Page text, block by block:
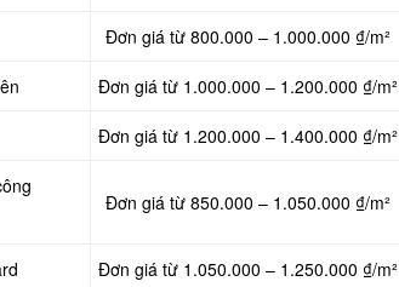
Đơn giá từ 800.000 – 1.000.000 ₫/m²
Đơn giá từ 1.000.000 – 1.200.000 ₫/m²
Đơn giá từ 1.200.000 – 1.400.000 ₫/m²
Đơn giá từ 850.000 – 1.050.000 ₫/m²
Đơn giá từ 1.050.000 – 1.250.000 ₫/m²